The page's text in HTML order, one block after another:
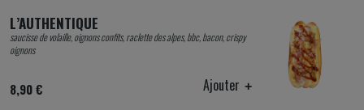
L’AUTHENTIQUE
saucisse de volaille, oignons confits, raclette des alpes, bbc, bacon, crispy
oignons
8,90 € Ajouter